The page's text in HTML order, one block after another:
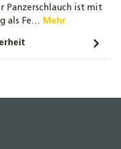
Panzerschlauch ist mit
als Fe… Mehr